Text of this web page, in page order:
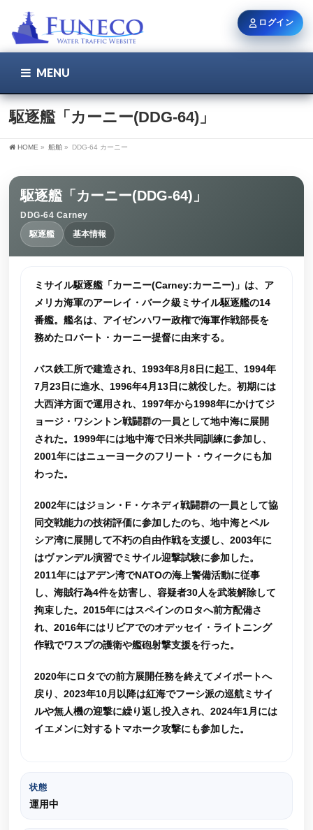
MENU
駆逐艦「カーニー(DDG-64)」
HOME » 船舶 » DDG-64 カーニー
駆逐艦「カーニー(DDG-64)」
DDG-64 Carney
駆逐艦
基本情報
ミサイル駆逐艦「カーニー(Carney:カーニー)」は、ア
メリカ海軍のアーレイ・バーク級ミサイル駆逐艦の14
番艦。艦名は、アイゼンハワー政権で海軍作戦部長を
務めたロバート・カーニー提督に由来する。
バス鉄工所で建造され、1993年8月8日に起工、1994年
7月23日に進水、1996年4月13日に就役した。初期には
大西洋方面で運用され、1997年から1998年にかけてジ
ョージ・ワシントン戦闘群の一員として地中海に展開
された。1999年には地中海で日米共同訓練に参加し、
2001年にはニューヨークのフリート・ウィークにも加
わった。
2002年にはジョン・F・ケネディ戦闘群の一員として協
同交戦能力の技術評価に参加したのち、地中海とペル
シア湾に展開して不朽の自由作戦を支援し、2003年に
はヴァンデル演習でミサイル迎撃試験に参加した。
2011年にはアデン湾でNATOの海上警備活動に従事
し、海賊行為4件を妨害し、容疑者30人を武装解除して
拘束した。2015年にはスペインのロタへ前方配備さ
れ、2016年にはリビアでのオデッセイ・ライトニング
作戦でワスプの護衛や艦砲射撃支援を行った。
2020年にロタでの前方展開任務を終えてメイポートへ
戻り、2023年10月以降は紅海でフーシ派の巡航ミサイ
ルや無人機の迎撃に繰り返し投入され、2024年1月には
イエメンに対するトマホーク攻撃にも参加した。
状態
運用中
ログイン
ユーザー名 / メール
ログイン状態を保持
新規登録 パスワードを忘れた方